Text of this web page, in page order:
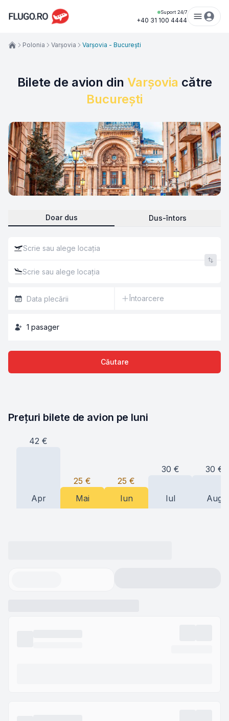
Suport 24/7
+40 31 100 4444
Bilete de avion din Varșovia către
București
Doar dus Dus-întors
Întoarcere
1 pasager
Căutare
Polonia Varșovia Varșovia - București
Prețuri bilete de avion pe luni
42 €
Apr
25 €
Mai
25 €
Iun
30 €
Iul
30 €
Aug